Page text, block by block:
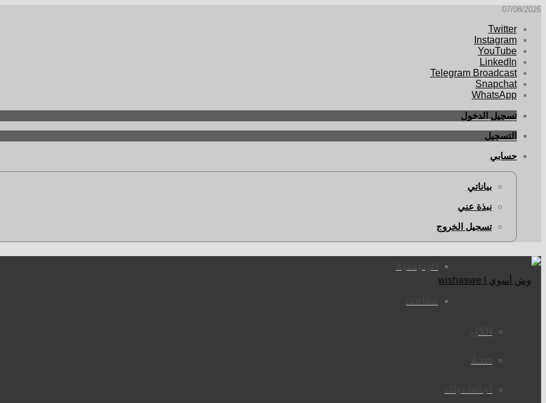
07/08/2026
Twitter
Instagram
YouTube
LinkedIn
Telegram Broadcast
Snapchat
WhatsApp
تسجيل الدخول
التسجيل
حسابي
بياناتي
نبذة عني
تسجيل الخروج
الرئيسية
مقالات
الكل
صحة
اجتماعيات